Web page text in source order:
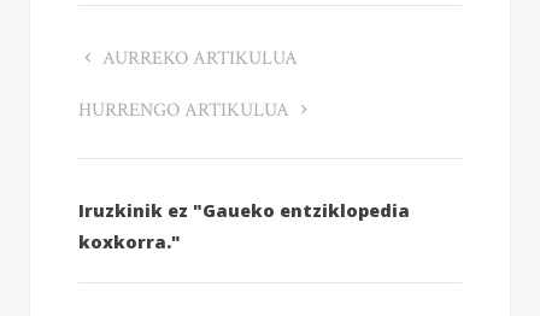
AURREKO ARTIKULUA
HURRENGO ARTIKULUA
Iruzkinik ez "Gaueko entziklopedia
koxkorra."